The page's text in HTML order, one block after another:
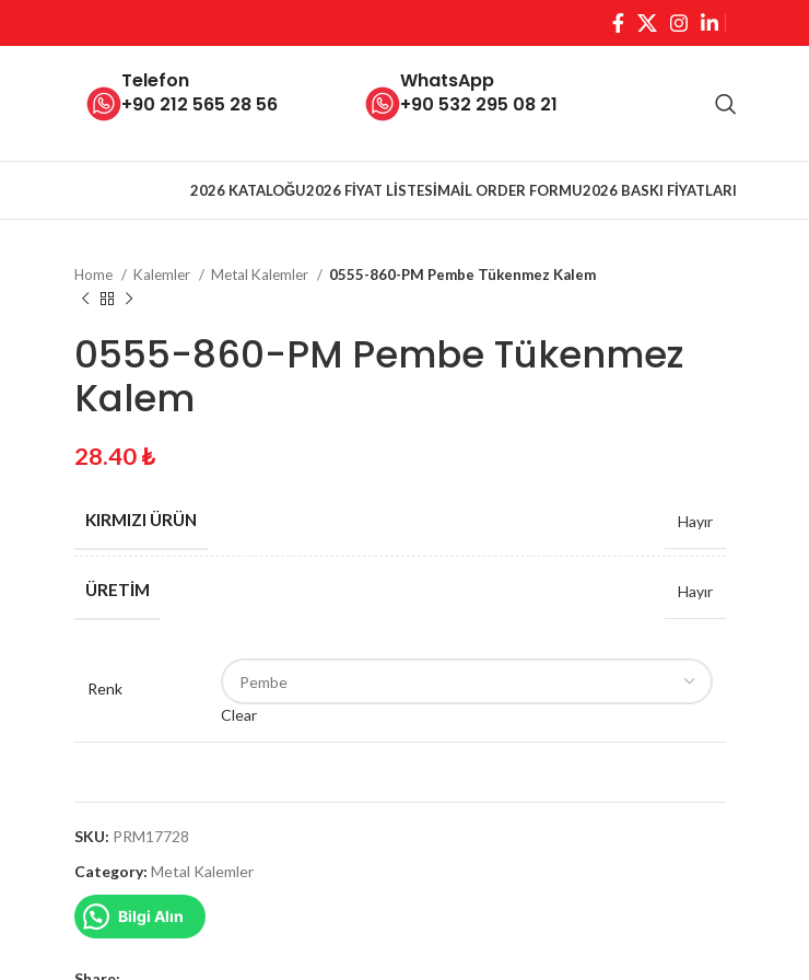
Telefon
+90 212 565 28 56
WhatsApp
+90 532 295 08 21
2026 KATALOĞU2026 FİYAT LİSTESİMAİL ORDER FORMU2026 BASKI FİYATLARI
Home Kalemler Metal Kalemler 0555-860-PM Pembe Tükenmez Kalem
0555-860-PM Pembe Tükenmez
Kalem
28.40₺
KIRMIZI ÜRÜN Hayır
ÜRETIM Hayır
Renk
Clear
SKU: PRM17728
Category: Metal Kalemler
Bilgi Alın